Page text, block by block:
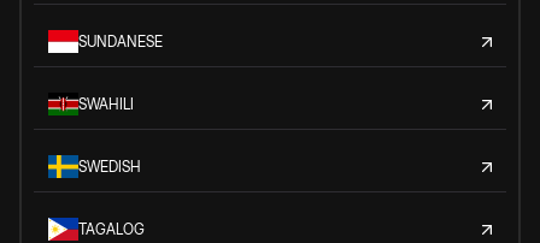
SUNDANESE
SWAHILI
SWEDISH
TAGALOG